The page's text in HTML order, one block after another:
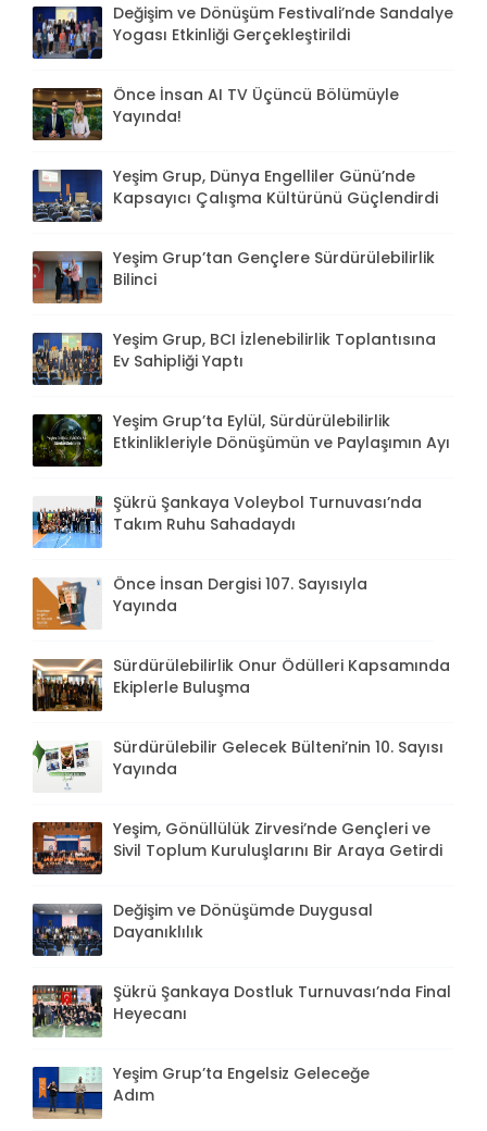
Değişim ve Dönüşüm Festivali’nde Sandalye
Yogası Etkinliği Gerçekleştirildi
Önce İnsan AI TV Üçüncü Bölümüyle
Yayında!
Yeşim Grup, Dünya Engelliler Günü’nde
Kapsayıcı Çalışma Kültürünü Güçlendirdi
Yeşim Grup’tan Gençlere Sürdürülebilirlik
Bilinci
Yeşim Grup, BCI İzlenebilirlik Toplantısına
Ev Sahipliği Yaptı
Yeşim Grup’ta Eylül, Sürdürülebilirlik
Etkinlikleriyle Dönüşümün ve Paylaşımın Ayı
Şükrü Şankaya Voleybol Turnuvası’nda
Takım Ruhu Sahadaydı
Önce İnsan Dergisi 107. Sayısıyla
Yayında
Sürdürülebilirlik Onur Ödülleri Kapsamında
Ekiplerle Buluşma
Sürdürülebilir Gelecek Bülteni’nin 10. Sayısı
Yayında
Yeşim, Gönüllülük Zirvesi’nde Gençleri ve
Sivil Toplum Kuruluşlarını Bir Araya Getirdi
Değişim ve Dönüşümde Duygusal
Dayanıklılık
Şükrü Şankaya Dostluk Turnuvası’nda Final
Heyecanı
Yeşim Grup’ta Engelsiz Geleceğe
Adım